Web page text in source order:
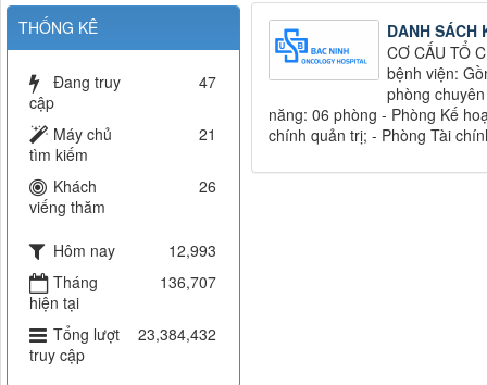
DANH SÁCH
CƠ CẤU TỔ
bệnh viện:
phòng
năng: 06 phòng - Phòng Kế
chính quản trị; - Phòng Tài
THỐNG KÊ
Đang truy
cập
47
Máy chủ
tìm kiếm
21
Khách
viếng thăm
26
Hôm nay
12,993
Tháng
hiện tại
136,707
Tổng lượt
truy cập
23,384,432